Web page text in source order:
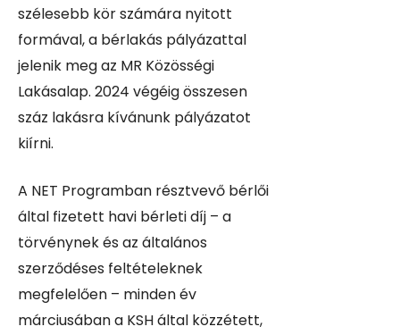
szélesebb kör számára nyitott
formával, a bérlakás pályázattal
jelenik meg az MR Közösségi
Lakásalap. 2024 végéig összesen
száz lakásra kívánunk pályázatot
kiírni.
A NET Programban résztvevő bérlői
által fizetett havi bérleti díj – a
törvénynek és az általános
szerződéses feltételeknek
megfelelően – minden év
márciusában a KSH által közzétett,